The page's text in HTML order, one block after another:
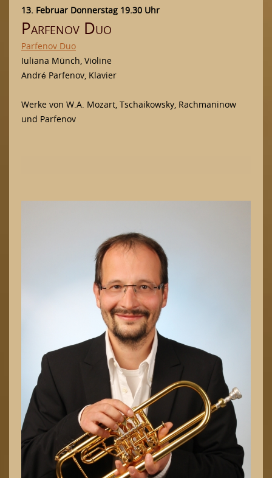
13. Februar Donnerstag 19.30 Uhr
Parfenov Duo
Parfenov Duo
Iuliana Münch, Violine
André Parfenov, Klavier
Werke von W.A. Mozart, Tschaikowsky, Rachmaninow
und Parfenov